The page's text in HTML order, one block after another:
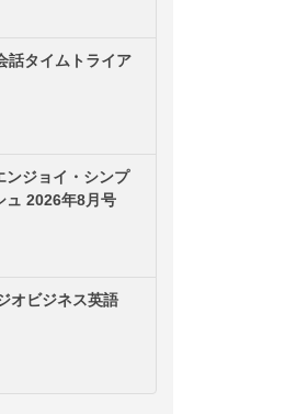
タイムトライア
ジョイ・シンプ
ュ 2026年8月号
オビジネス英語